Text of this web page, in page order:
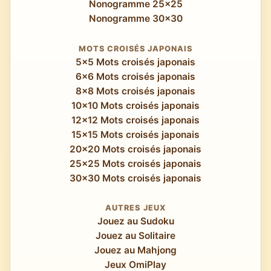
Nonogramme 25x25
Nonogramme 30x30
MOTS CROISÉS JAPONAIS
5x5 Mots croisés japonais
6x6 Mots croisés japonais
8x8 Mots croisés japonais
10x10 Mots croisés japonais
12x12 Mots croisés japonais
15x15 Mots croisés japonais
20x20 Mots croisés japonais
25x25 Mots croisés japonais
30x30 Mots croisés japonais
AUTRES JEUX
Jouez au Sudoku
Jouez au Solitaire
Jouez au Mahjong
Jeux OmiPlay